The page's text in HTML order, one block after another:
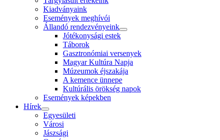
Kiadványaink
Események meghívói
Állandó rendezvényeink
Jótékonysági estek
Táborok
Gasztronómiai versenyek
Magyar Kultúra Napja
Múzeumok éjszakája
A kemence ünnepe
Kultúrális örökség napok
Események képekben
Hírek
Egyesületi
Városi
Jászsági